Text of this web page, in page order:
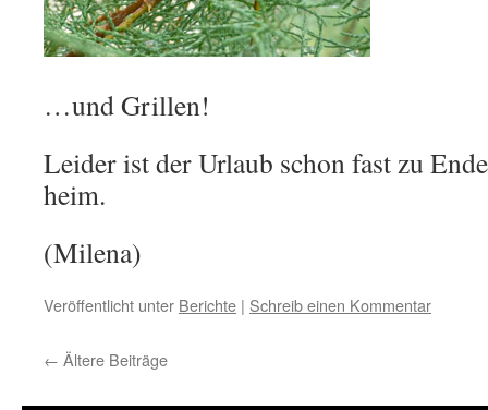
…und Grillen!
Leider ist der Urlaub schon fast zu
heim.
(Milena)
Veröffentlicht unter Berichte | Schreib einen Kommentar
← Ältere Beiträge